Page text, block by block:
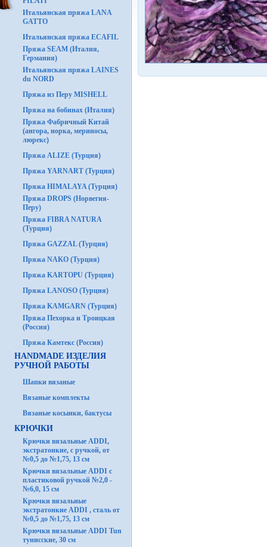
Итальянская пряжа LANA
GATTO
Итальянская пряжа ECAFIL
Пряжа SEAM (Италия,
Германия)
Итальянская пряжа LAINES
du NORD
Пряжа из Перу MISHELL
Пряжа на бобинах (Италия)
Пряжа Фабричный Китай
(ангора, норка, мериносы,
люрекс)
Пряжа ALIZE (Турция)
Пряжа YARNART (Турция)
Пряжа HIMALAYA (Турция)
Пряжа DROPS (Норвегия-
Перу)
Пряжа FIBRA NATURA
(Турция)
Пряжа GAZZAL (Турция)
Пряжа NAKO (Турция)
Пряжа KARTOPU (Турция)
Пряжа LANOSO (Турция)
Пряжа KAMGARN (Турция)
Пряжа Пехорка и Троицкая
(Россия)
Пряжа Камтекс (Россия)
HANDMADE ИЗДЕЛИЯ
РУЧНОЙ РАБОТЫ
Шапки вязаные
Вязаные комплекты
Вязаные косынки, бактусы
КРЮЧКИ
Крючки вязальные ADDI,
экстратонкие, с ручкой, от
№0,5 до №1,75, 13 см
Крючки вязальные ADDI с
пластиковой ручкой №2,0 -
№6,0, 15 см
Крючки вязальные
экстратонкие ADDI , сталь от
№0,5 до №1,75, 13 см
Крючки вязальные ADDI Tun
тунисские, 30 см